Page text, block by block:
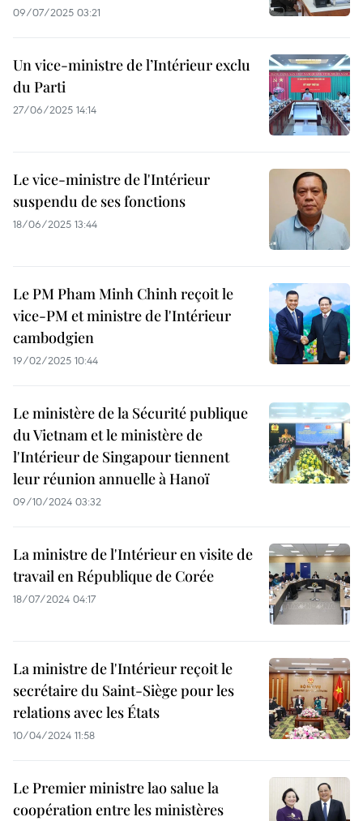
09/07/2025 03:21
Un vice-ministre de l’Intérieur exclu
du Parti
27/06/2025 14:14
Le vice-ministre de l'Intérieur
suspendu de ses fonctions
18/06/2025 13:44
Le PM Pham Minh Chinh reçoit le
vice-PM et ministre de l'Intérieur
cambodgien
19/02/2025 10:44
Le ministère de la Sécurité publique
du Vietnam et le ministère de
l'Intérieur de Singapour tiennent
leur réunion annuelle à Hanoï
09/10/2024 03:32
La ministre de l'Intérieur en visite de
travail en République de Corée
18/07/2024 04:17
La ministre de l'Intérieur reçoit le
secrétaire du Saint-Siège pour les
relations avec les États
10/04/2024 11:58
Le Premier ministre lao salue la
coopération entre les ministères